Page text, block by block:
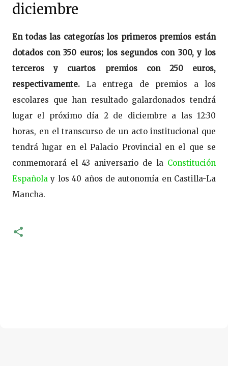
diciembre
En todas las categorías los primeros premios están
dotados con 350 euros; los segundos con 300, y los
terceros y cuartos premios con 250 euros,
respectivamente. La entrega de premios a los
escolares que han resultado galardonados tendrá
lugar el próximo día 2 de diciembre a las 12:30
horas, en el transcurso de un acto institucional que
tendrá lugar en el Palacio Provincial en el que se
conmemorará el 43 aniversario de la Constitución
Española y los 40 años de autonomía en Castilla-La
Mancha.